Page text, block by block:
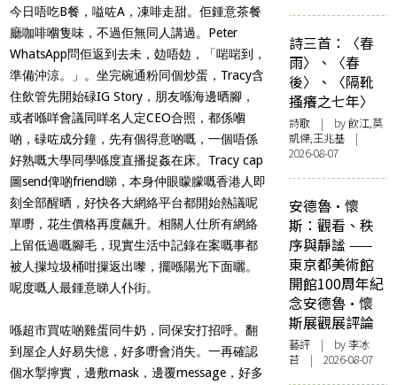
今日唔吃B餐，嗌咗A，凍啡走甜。佢鍾意茶餐
廳咖啡嗰隻味，不過佢無同人講過。Peter
WhatsApp問佢返到去未，攰唔攰，「啱啱到，
準備沖涼。」。坐完碗通粉同個炒蛋，Tracy含
住飲管先開始碌IG Story，朋友喺海邊晒腳，
或者喺咩會議同咩名人定CEO合照，都係嗰
啲，碌咗成分鐘，先有個得意啲嘅，一個唔係
好熟嘅大學同學喺度直播捉姦在床。Tracy cap
圖send俾啲friend睇，本身仲眼矇朦嘅香港人即
刻全部醒晒，好快各大網絡平台都開始熱議呢
單嘢，花生價格再度飆升。相關人仕所有網絡
上留低過嘅腳毛，現實生活中記錄在案嘅事都
被人摷垃圾桶咁摷返出嚟，擺喺陽光下面曬。
呢度嘅人最鍾意睇人仆街。
喺超市買咗啲雞蛋同牛奶，同保安打招呼。翻
到屋企人好易失憶，好多嘢會消失。一再確認
個水掣擰實，邊敷mask，邊覆message，好多
詩三首：〈春
雨〉、〈春
後〉、〈隔靴
搔癢之七年〉
詩歌 | by 飲江,莫
凱傑,王兆基 |
2026-08-07
安德魯·懷
斯：觀看、秩
序與靜謐 ——
東京都美術館
開館100周年紀
念安德魯·懷
斯展觀展評論
藝評 | by 李冰
苔 | 2026-08-07